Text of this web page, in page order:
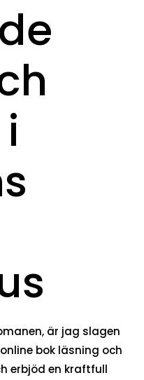
är jag slagen
bok läsning och
erbjöd en kraftfull